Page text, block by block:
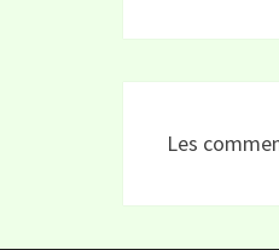
Les